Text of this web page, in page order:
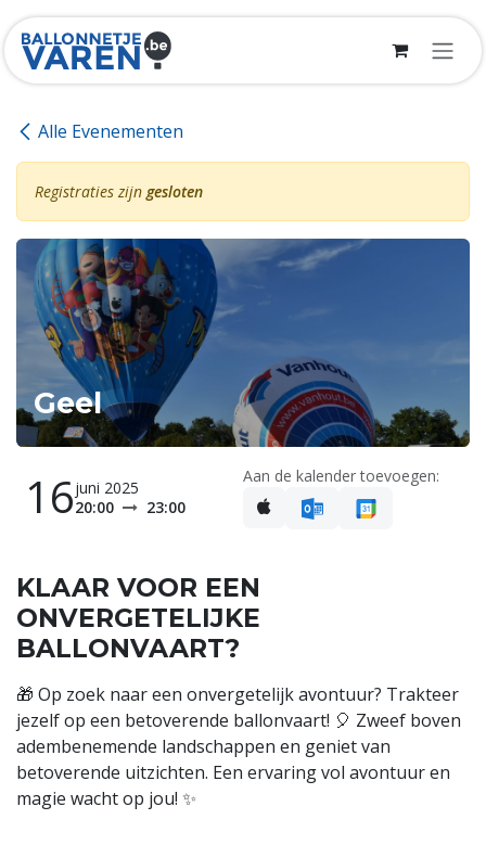
Overslaan naar inhoud
Alle Evenementen
Registraties zijn gesloten
Geel
16juni 2025
20:00
23:00
Aan de kalender toevoegen:
KLAAR VOOR EEN
ONVERGETELIJKE
BALLONVAART?
🎁 Op zoek naar een onvergetelijk avontuur? Trakteer
jezelf op een betoverende ballonvaart! 🎈 Zweef boven
adembenemende landschappen en geniet van
betoverende uitzichten. Een ervaring vol avontuur en
magie wacht op jou! ✨